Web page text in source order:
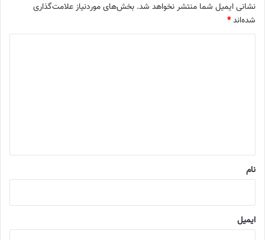
نشانی ایمیل شما منتشر نخواهد شد. بخش‌های موردنیاز علامت‌گذاری
شده‌اند*
نام
ایمیل